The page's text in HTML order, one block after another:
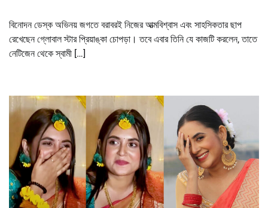
বিনোদন ডেস্ক অভিনয় জগতে বরাবরই নিজের আত্মবিশ্বাস এবং সাহসিকতার ছাপ
রেখেছেন গ্লোবাল স্টার প্রিয়াঙ্কা চোপড়া। তবে এবার তিনি যে কাজটি করলেন, তাতে
নেটিজেন থেকে স্বামী […]